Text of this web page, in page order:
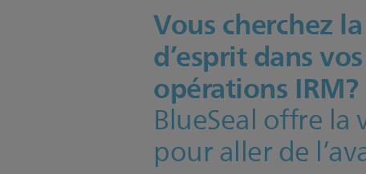
Vous cherchez
d’esprit dans vos
opérations IRM?
BlueSeal offre la
pour aller de